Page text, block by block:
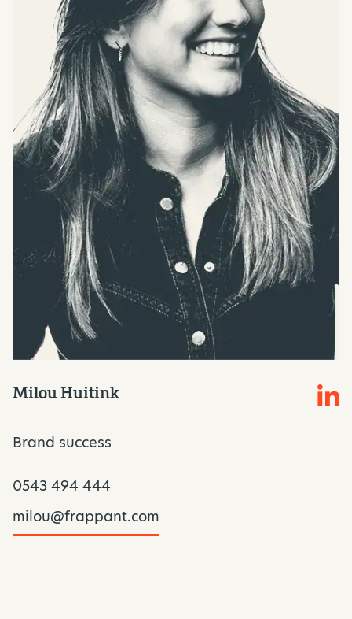
Milou Huitink
Brand success
0543 494 444
milou@frappant.com